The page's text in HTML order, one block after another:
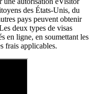
des États-Unis, du
pays peuvent obtenir
deux types de visas
en ligne, en soumettant les
frais applicables.